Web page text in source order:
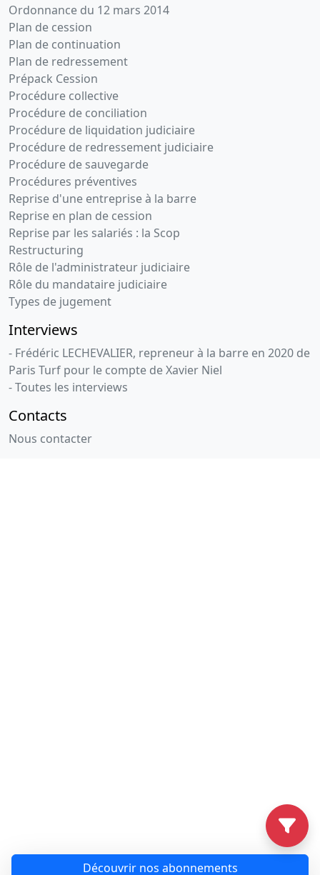
Découvrir nos abonnements
Ordonnance du 12 mars 2014
Plan de cession
Plan de continuation
Plan de redressement
Prépack Cession
Procédure collective
Procédure de conciliation
Procédure de liquidation judiciaire
Procédure de redressement judiciaire
Procédure de sauvegarde
Procédures préventives
Reprise d'une entreprise à la barre
Reprise en plan de cession
Reprise par les salariés : la Scop
Restructuring
Rôle de l'administrateur judiciaire
Rôle du mandataire judiciaire
Types de jugement
Interviews
- Frédéric LECHEVALIER, repreneur à la barre en 2020 de
Paris Turf pour le compte de Xavier Niel
- Toutes les interviews
Contacts
Nous contacter